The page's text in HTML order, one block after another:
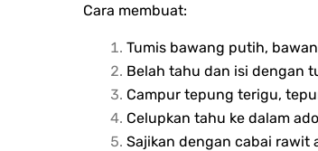
Cara membuat:
Tumis bawang putih,
Belah tahu dan isi dengan
Campur tepung terigu,
Celupkan tahu ke dalam
Sajikan dengan cabai rawit